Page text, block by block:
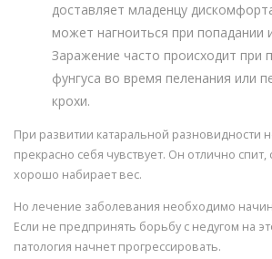
доставляет младенцу
может нагноиться при попадании
Заражение часто происходит при
фунгуса во время пеленания или
крохи.
При развитии катаральной разновидности
прекрасно себя чувствует. Он отлично спит,
хорошо набирает вес.
Но лечение заболевания необходимо
Если не предпринять борьбу с недугом на
патология начнет прогрессировать.